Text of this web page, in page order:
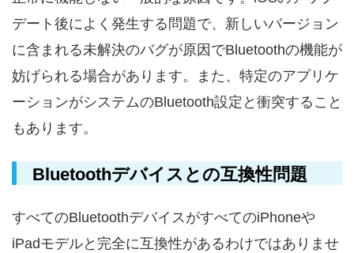
デート後によく発生する問題で、新しいバージョン
に含まれる未解決のバグが原因でBluetoothの機能が
妨げられる場合があります。また、特定のアプリケ
ーションがシステムのBluetooth設定と衝突すること
もあります。
Bluetoothデバイスとの互換性問題
すべてのBluetoothデバイスがすべてのiPhoneや
iPadモデルと完全に互換性があるわけではありませ